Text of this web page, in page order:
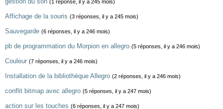
(1 réponse, il y a 245 mois)
Affichage de la souris (3 réponses, il y a 245 mois)
Sauvegarde (6 réponses, il y a 246 mois)
pb de programmation du Morpion en allegro (5 réponses, il y a 246 mois)
Couleur (7 réponses, il y a 246 mois)
Installation de la bibliothèque Allegro (2 réponses, il y a 246 mois)
conflit bitmap avec allegro (5 réponses, il y a 247 mois)
action sur les touches (6 réponses, il y a 247 mois)